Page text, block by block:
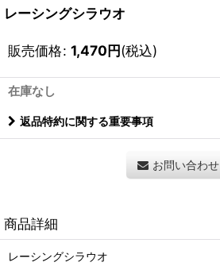
レーシングシラウオ
販売価格: 1,470円(税込)
在庫なし
返品特約に関する重要事項
お問い合わせ
商品詳細
レーシングシラウオ